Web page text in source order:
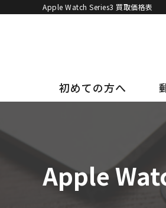
Apple Watch Series3 買取価格表
初めての方へ
Apple